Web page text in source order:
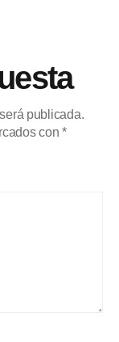
publicada.
con*